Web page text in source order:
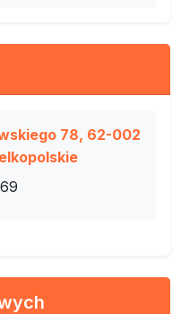
78, 62-002